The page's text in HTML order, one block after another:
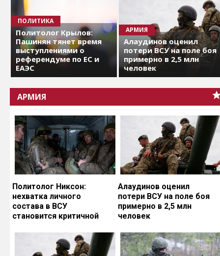
ПОЛИТИКА
Политолог Крылов:
Пашинян тянет время
выступлениями о
референдуме по ЕС и
ЕАЭС
АРМИЯ
Алаудинов оценил
потери ВСУ на поле боя
примерно в 2,5 млн
человек
АРМИЯ
Политолог Никсон:
нехватка личного
состава в ВСУ
становится критичной
Алаудинов оценил
потери ВСУ на поле боя
примерно в 2,5 млн
человек